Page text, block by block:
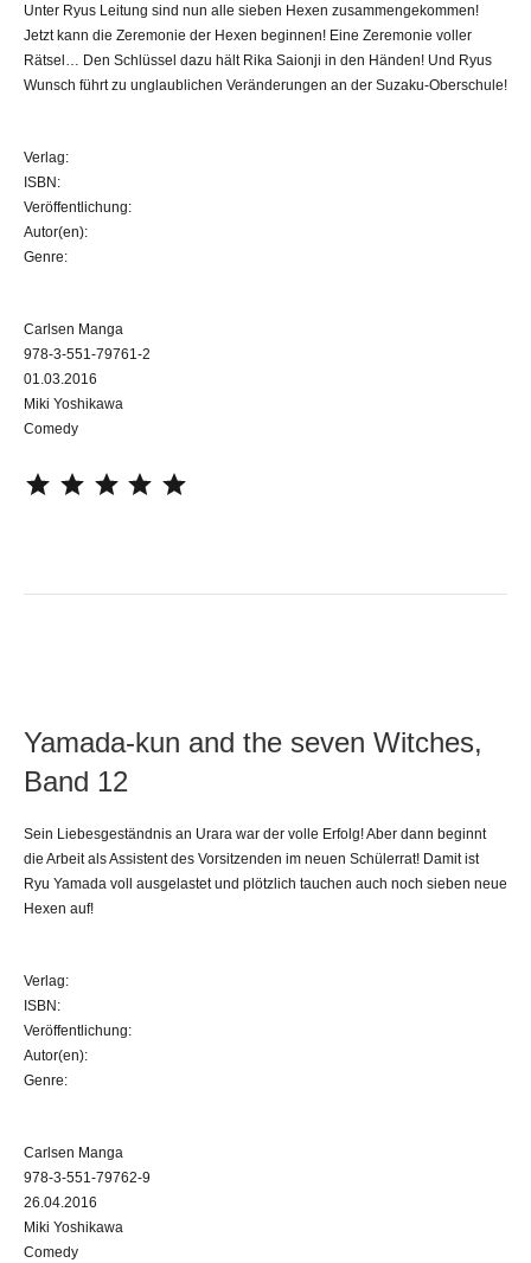
Unter Ryus Leitung sind nun alle sieben Hexen zusammengekommen!
Jetzt kann die Zeremonie der Hexen beginnen! Eine Zeremonie voller
Rätsel… Den Schlüssel dazu hält Rika Saionji in den Händen! Und Ryus
Wunsch führt zu unglaublichen Veränderungen an der Suzaku-Oberschule!
Verlag:
ISBN:
Veröffentlichung:
Autor(en):
Genre:
Carlsen Manga
978-3-551-79761-2
01.03.2016
Miki Yoshikawa
Comedy
Yamada-kun and the seven Witches,
Band 12
Sein Liebesgeständnis an Urara war der volle Erfolg! Aber dann beginnt
die Arbeit als Assistent des Vorsitzenden im neuen Schülerrat! Damit ist
Ryu Yamada voll ausgelastet und plötzlich tauchen auch noch sieben neue
Hexen auf!
Verlag:
ISBN:
Veröffentlichung:
Autor(en):
Genre:
Carlsen Manga
978-3-551-79762-9
26.04.2016
Miki Yoshikawa
Comedy